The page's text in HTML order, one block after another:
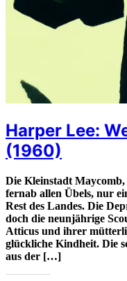
Harper Lee:
(1960)
Die Kleinstadt
fernab allen Übels, nur
Rest des Landes. Die
doch die neunjährige
Atticus und ihrer
glückliche Kindheit. Die
aus der […]